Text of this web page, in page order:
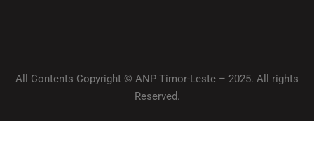
All Contents Copyright © ANP Timor-Leste – 2025. All rights
Reserved.